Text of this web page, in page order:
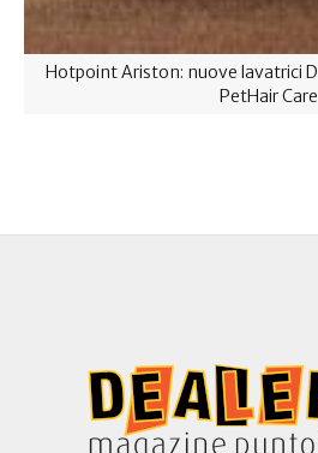
Hotpoint Ariston: nuove lavatrici
PetHair Care